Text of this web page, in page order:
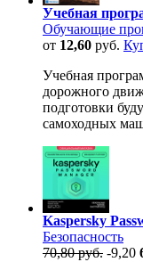
Учебная
Обучающие
от 12,60 руб.
Учебная
дорожного
подготовки
самоходных
Kaspersky
Безопасность
70,80 руб. -9,20